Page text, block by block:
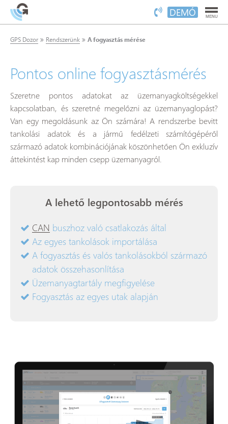
DEMÓ MENU
GPS Dozor Rendszerünk A fogyasztás mérése
Pontos online fogyasztásmérés
Szeretne pontos adatokat az üzemanyagköltségekkel
kapcsolatban, és szeretné megelőzni az üzemanyaglopást?
Van egy megoldásunk az Ön számára! A rendszerbe bevitt
tankolási adatok és a jármű fedélzeti számítógépéről
származó adatok kombinációjának köszönhetően Ön exkluzív
áttekintést kap minden csepp üzemanyagról.
A lehető legpontosabb mérés
CAN buszhoz való csatlakozás által
Az egyes tankolások importálása
A fogyasztás és valós tankolásokból származó
adatok összehasonlítása
Üzemanyagtartály megfigyelése
Fogyasztás az egyes utak alapján